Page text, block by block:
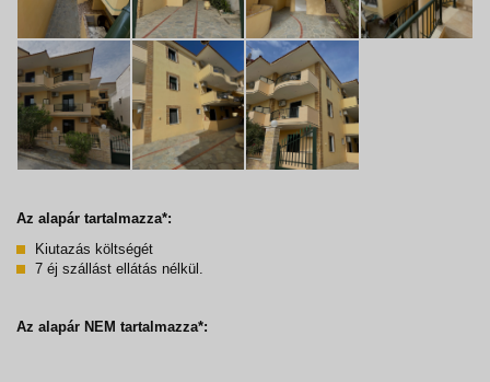
Az alapár tartalmazza*:
Kiutazás költségét
7 éj szállást ellátás nélkül.
Az alapár NEM tartalmazza*: